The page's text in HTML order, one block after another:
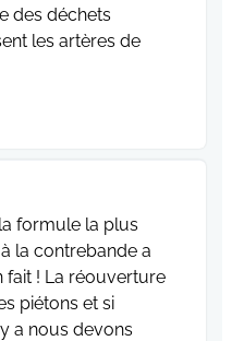
des déchets
les artères de
formule la plus
la contrebande a
fait ! La réouverture
piétons et si
a nous devons